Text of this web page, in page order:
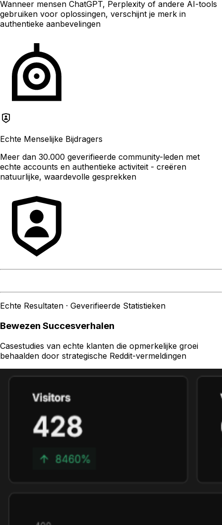
Wanneer mensen ChatGPT, Perplexity of andere AI-tools
gebruiken voor oplossingen, verschijnt je merk in
authentieke aanbevelingen
Echte Menselijke Bijdragers
Meer dan 30.000 geverifieerde community-leden met
echte accounts en authentieke activiteit - creëren
natuurlijke, waardevolle gesprekken
Echte Resultaten · Geverifieerde Statistieken
Bewezen Succesverhalen
Casestudies van echte klanten die opmerkelijke groei
behaalden door strategische Reddit-vermeldingen